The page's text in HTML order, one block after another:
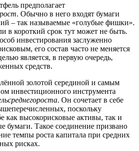
предполагает
рост. Обычно в него входят бумаги
– так называемые «голубые фишки».
в короткий срок тут может не быть.
инвестирования заслуженно
его состав часто не меняется
является, в первую очередь,
средств.
золотой серединой и самым
инвестиционного инструмента
среднегороста. Он сочетает в себе
поскольку
как высокорисковые активы, так и
бумаги. Такое соединение призвано
темпы роста капитала при средних
рисках.